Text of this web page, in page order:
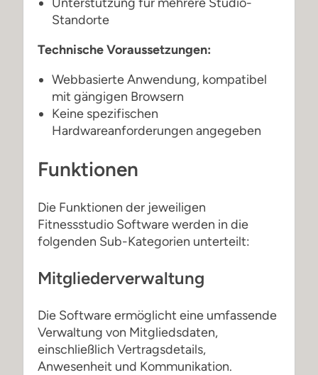
Standorte
Technische Voraussetzungen:
Webbasierte Anwendung, kompatibel
mit gängigen Browsern
Keine spezifischen
Hardwareanforderungen angegeben
Funktionen
Die Funktionen der jeweiligen
Fitnessstudio Software werden in die
folgenden Sub-Kategorien unterteilt:
Mitgliederverwaltung
Die Software ermöglicht eine umfassende
Verwaltung von Mitgliedsdaten,
einschließlich Vertragsdetails,
Anwesenheit und Kommunikation.